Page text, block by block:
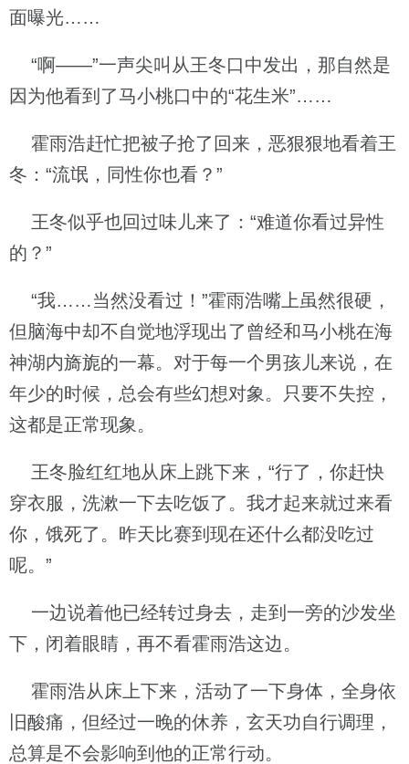
面曝光……
“啊——”一声尖叫从王冬口中发出，那自然是
因为他看到了马小桃口中的“花生米”……
霍雨浩赶忙把被子抢了回来，恶狠狠地看着王
冬：“流氓，同性你也看？”
王冬似乎也回过味儿来了：“难道你看过异性
的？”
“我……当然没看过！”霍雨浩嘴上虽然很硬，
但脑海中却不自觉地浮现出了曾经和马小桃在海
神湖内旖旎的一幕。对于每一个男孩儿来说，在
年少的时候，总会有些幻想对象。只要不失控，
这都是正常现象。
王冬脸红红地从床上跳下来，“行了，你赶快
穿衣服，洗漱一下去吃饭了。我才起来就过来看
你，饿死了。昨天比赛到现在还什么都没吃过
呢。”
一边说着他已经转过身去，走到一旁的沙发坐
下，闭着眼睛，再不看霍雨浩这边。
霍雨浩从床上下来，活动了一下身体，全身依
旧酸痛，但经过一晚的休养，玄天功自行调理，
总算是不会影响到他的正常行动。